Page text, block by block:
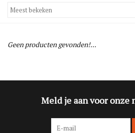
Super Deals
Blog
Geen producten gevonden!...
Meld je aan voor onze